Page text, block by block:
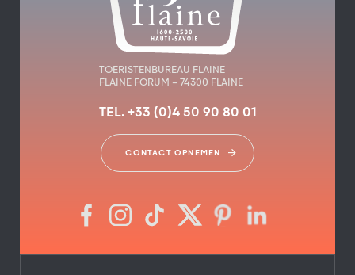
TOERISTENBUREAU FLAINE
FLAINE FORUM – 74300 FLAINE
TEL. +33 (0)4 50 90 80 01
CONTACT OPNEMEN